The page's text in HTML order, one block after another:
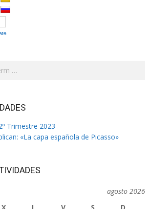
Trimestre 2023
«La capa española de Picasso»
agosto 2026